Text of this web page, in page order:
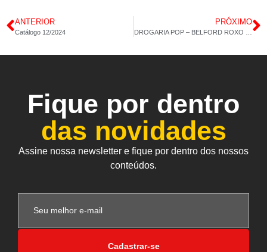
ANTERIOR
Catálogo 12/2024
PRÓXIMO
Fique por dentro
das novidades
Assine nossa newsletter e fique por dentro dos nossos
conteúdos.
Cadastrar-se